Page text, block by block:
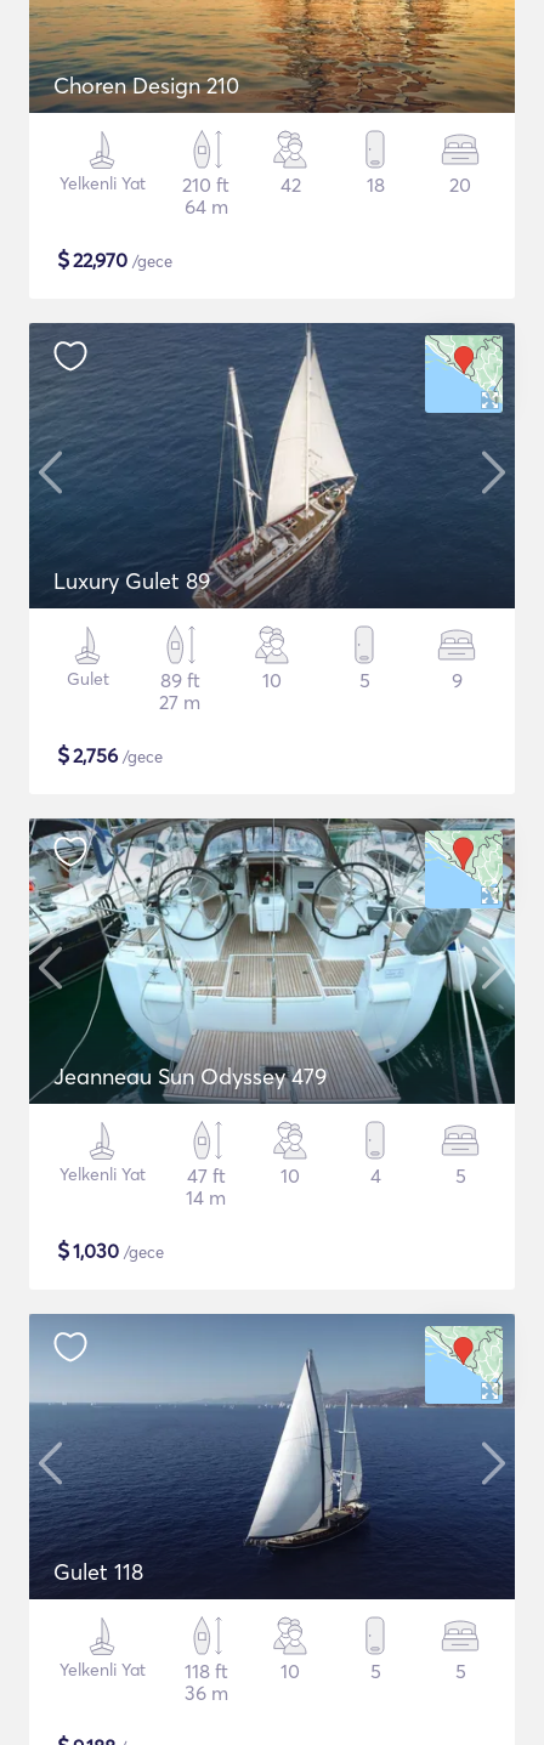
Choren Design 210
Yelkenli Yat
210 ft
64 m
42 18 20
$22,970 /gece
Luxury Gulet 89
Gulet
89 ft
27 m
10 5 9
$2,756 /gece
Jeanneau Sun Odyssey 479
Yelkenli Yat
47 ft
14 m
10 4 5
$1,030 /gece
Gulet 118
Yelkenli Yat
118 ft
36 m
10 5 5